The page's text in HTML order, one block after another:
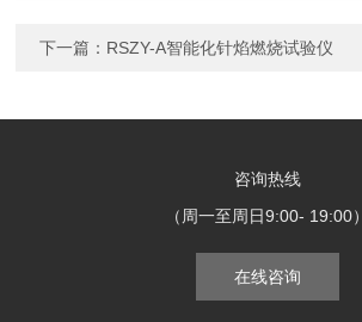
下一篇： RSZY-A智能化针焰燃烧试验仪
咨询热线
（周一至周日9:00- 19:00）
在线咨询